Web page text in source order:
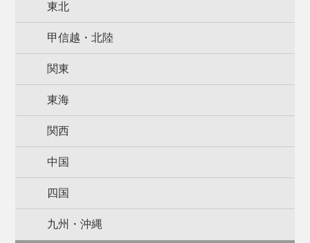
東北
甲信越・北陸
関東
東海
関西
中国
四国
九州・沖縄